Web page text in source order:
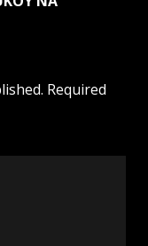
Required